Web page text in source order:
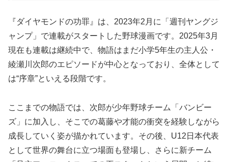
『ダイヤモンドの功罪』は、2023年2月に「週刊ヤングジ
ャンプ」で連載がスタートした野球漫画です。2025年3月
現在も連載は継続中で、物語はまだ小学5年生の主人公・
綾瀬川次郎のエピソードが中心となっており、全体として
は“序章”といえる段階です。
ここまでの物語では、次郎が少年野球チーム「バンビー
ズ」に加入し、そこでの葛藤や才能の衝突を経験しながら
成長していく姿が描かれています。その後、U12日本代表
として世界の舞台に立つ場面も登場し、さらに新チーム